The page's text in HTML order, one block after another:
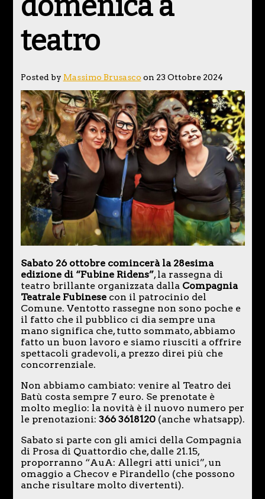
teatro
Posted by Massimo Brusasco on 23 Ottobre 2024
Sabato 26 ottobre comincerà la 28esima
edizione di “Fubine Ridens”, la rassegna di
teatro brillante organizzata dallaCompagnia
Teatrale Fubinesecon il patrocinio del
Comune. Ventotto rassegne non sono poche e
il fatto che il pubblico ci dia sempre una
mano significa che, tutto sommato, abbiamo
fatto un buon lavoro e siamo riusciti a offrire
spettacoli gradevoli, a prezzo direi più che
concorrenziale.
Non abbiamo cambiato: venire al Teatro dei
Batù costa sempre 7 euro. Se prenotate è
molto meglio: la novità è il nuovo numero per
le prenotazioni: 366 3618120(anche whatsapp).
Sabato si parte con gli amici della Compagnia
di Prosa di Quattordio che, dalle 21.15,
proporranno “AuA: Allegri atti unici”, un
omaggio a Checov e Pirandello (che possono
anche risultare molto divertenti).